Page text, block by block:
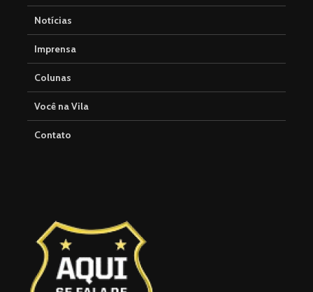
Notícias
Imprensa
Colunas
Você na Vila
Contato